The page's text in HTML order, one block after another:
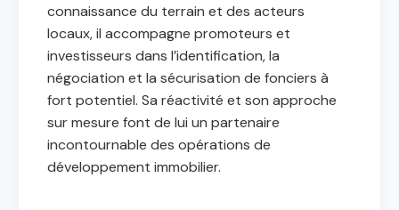
connaissance du terrain et des acteurs
locaux, il accompagne promoteurs et
investisseurs dans l’identification, la
négociation et la sécurisation de fonciers à
fort potentiel. Sa réactivité et son approche
sur mesure font de lui un partenaire
incontournable des opérations de
développement immobilier.